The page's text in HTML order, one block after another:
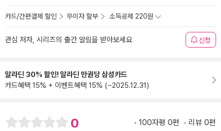
카드/간편결제 할인 무이자 할부 소득공제 220원
관심 저자, 시리즈의 출간 알림을 받아보세요 신청
알라딘 30% 할인! 알라딘 만권당 삼성카드
카드혜택 15% + 이벤트혜택 15% (~2025.12.31)
0 100자평 0편 리뷰 0편